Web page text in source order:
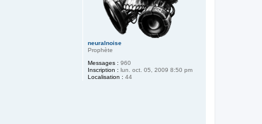
neuralnoise
Prophète
Messages : 960
Inscription : lun. oct. 05, 2009 8:50 pm
Localisation : 44